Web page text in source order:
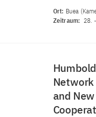
Ort: Buea
Zeitraum: 28. -
Network
and